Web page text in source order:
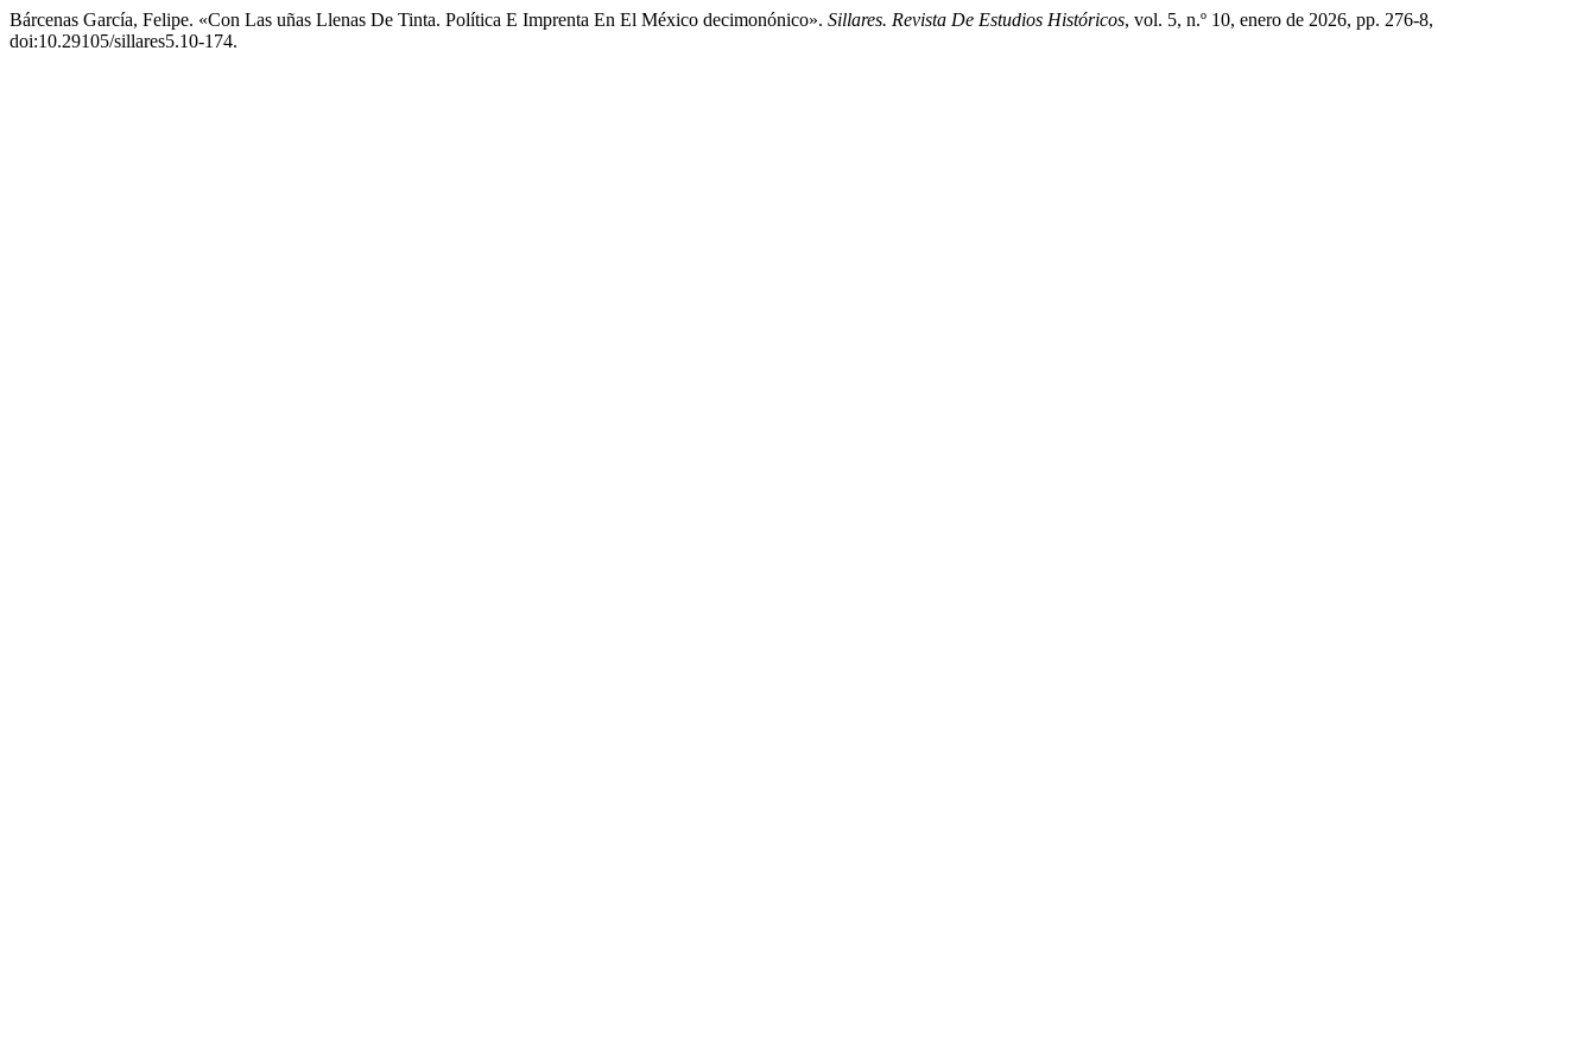
Bárcenas García, Felipe. «Con Las uñas Llenas De Tinta. Política E Imprenta En El México decimonónico». Sillares. Revista De Estudios Históricos, vol. 5, n.º 10, enero de 2026, pp. 276-8,
doi:10.29105/sillares5.10-174.